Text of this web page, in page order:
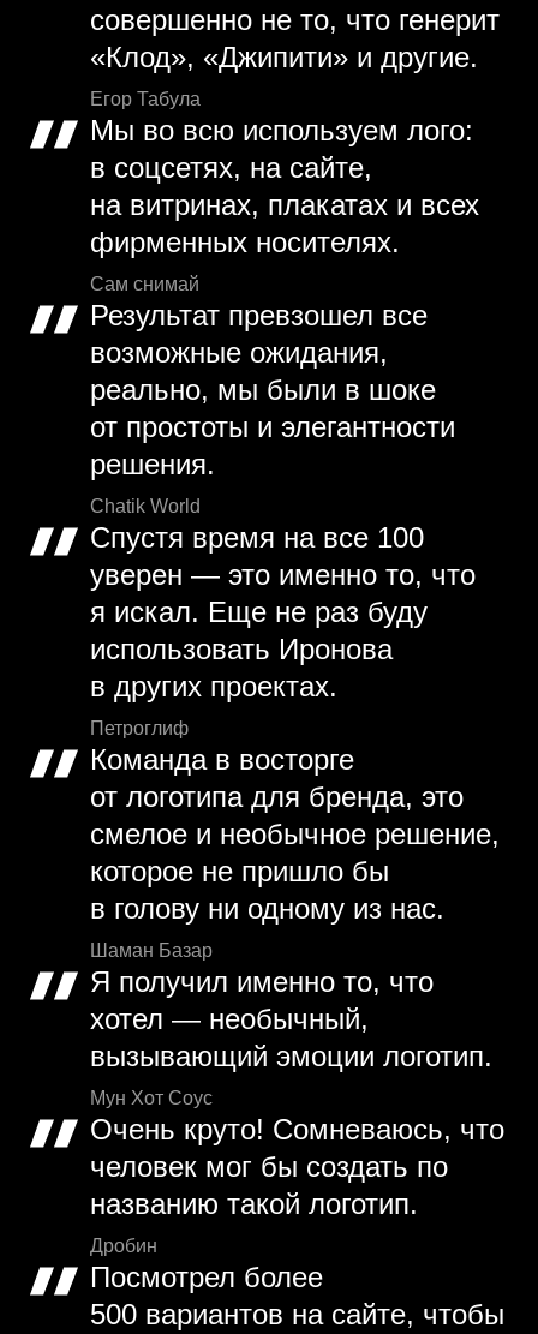
совершенно не то, что генерит
«Клод», «Джипити» и другие.
Егор Табула
Мы во всю используем лого:
в соцсетях, на сайте,
на витринах, плакатах и всех
фирменных носителях.
Сам снимай
Результат превзошел все
возможные ожидания,
реально, мы были в шоке
от простоты и элегантности
решения.
Chatik World
Спустя время на все 100
уверен — это именно то, что
я искал. Еще не раз буду
использовать Иронова
в других проектах.
Петроглиф
Команда в восторге
от логотипа для бренда, это
смелое и необычное решение,
которое не пришло бы
в голову ни одному из нас.
Шаман Базар
Я получил именно то, что
хотел — необычный,
вызывающий эмоции логотип.
Мун Хот Соус
Очень круто! Сомневаюсь, что
человек мог бы создать по
названию такой логотип.
Дробин
Посмотрел более
500 вариантов на сайте, чтобы